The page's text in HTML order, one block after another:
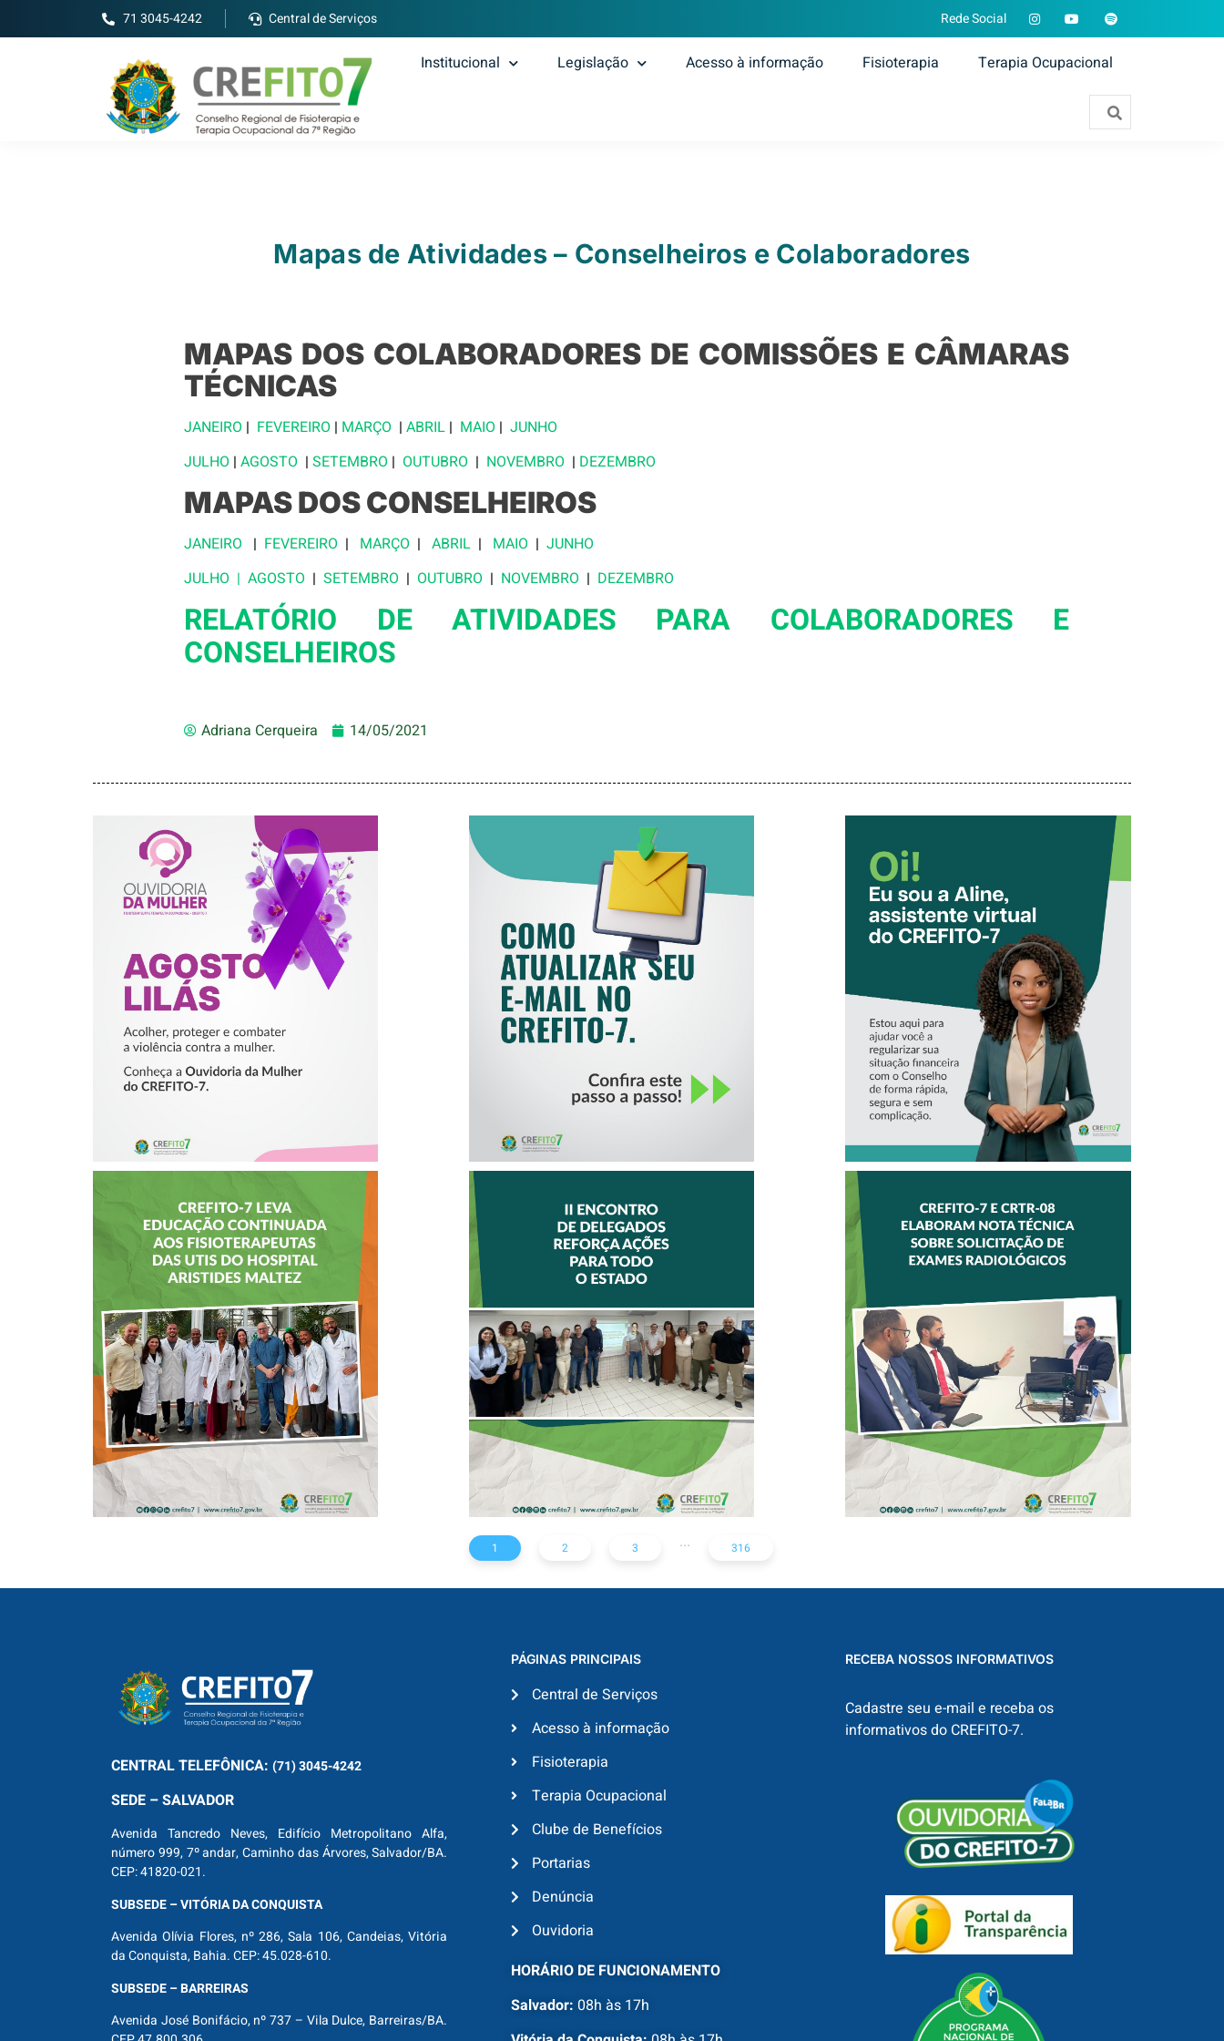
71 3045-4242 Central de Serviços Rede Social
Institucional Legislação Acesso à informação Fisioterapia Terapia Ocupacional
Mapas de Atividades – Conselheiros e Colaboradores
MAPAS DOS COLABORADORES DE COMISSÕES E CÂMARAS
TÉCNICAS
JANEIRO | FEVEREIRO | MARÇO |ABRIL | MAIO |JUNHO
JULHO |AGOSTO |SETEMBRO | OUTUBRO | NOVEMBRO | DEZEMBRO
MAPAS DOS CONSELHEIROS
JANEIRO | FEVEREIRO | MARÇO |ABRIL | MAIO |JUNHO
JULHO | AGOSTO |SETEMBRO | OUTUBRO | NOVEMBRO | DEZEMBRO
RELATÓRIO DE ATIVIDADES PARA COLABORADORES E
CONSELHEIROS
Adriana Cerqueira 14/05/2021
AGOSTO LILÁS –
ACOLHER,
PROTEGER E
COMBATER A
VIOLÊNCIA
CONTRA A
MULHER
COMO ATUALIZAR
SEU E-MAIL NO
CREFITO-7
CONHEÇA A
‘ALINE’,
ASSISTENTE
VIRTUAL DO
CREFITO-7
CREFITO-7 LEVA
EDUCAÇÃO
CONTINUADA AOS
FISIOTERAPEUTAS
DAS UTIs DO
HOSPITAL
ARISTIDES
MALTEZ
II ENCONTRO DE
REFORÇA AÇÕES
PARA TODO O
ESTADO
CREFITO-7 E
CRTR-08 INICIAM
NOTA TÉCNICA
SOLICITAÇÃO DE
EXAMES
RADIOLÓGICOS
1 2 3 ... 316
CENTRALTELEFÔNICA: (71) 3045-4242
SEDE – SALVADOR
Avenida Tancredo Neves, Edifício Metropolitano Alfa,
número 999, 7º andar, Caminho das Árvores, Salvador/BA.
CEP: 41820-021.
SUBSEDE – VITÓRIA DA CONQUISTA
Avenida Olívia Flores, nº 286, Sala 106, Candeias, Vitória
da Conquista, Bahia. CEP: 45.028-610.
SUBSEDE – BARREIRAS
Avenida José Bonifácio, nº 737 – Vila Dulce, Barreiras/BA.
PÁGINAS PRINCIPAIS
Central de Serviços
Acesso à informação
Fisioterapia
Terapia Ocupacional
Clube de Benefícios
Portarias
Denúncia
Ouvidoria
HORÁRIO DE FUNCIONAMENTO
Salvador: 08h às 17h
RECEBA NOSSOS INFORMATIVOS
Cadastre seu e-mail e receba os
informativos do CREFITO-7.